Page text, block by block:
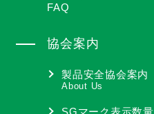
FAQ
協会案内
製品安全協会案内
About Us
SGマーク表示数量